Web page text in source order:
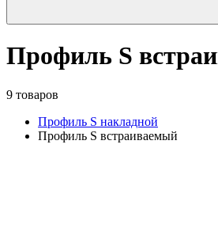
Профиль S
9 товаров
Профиль S накладной
Профиль S встраиваемый